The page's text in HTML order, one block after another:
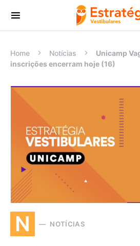
Procurar:
Home Notícias
Unicamp
inscrições encerram hoje (16)
N NOTÍCIAS